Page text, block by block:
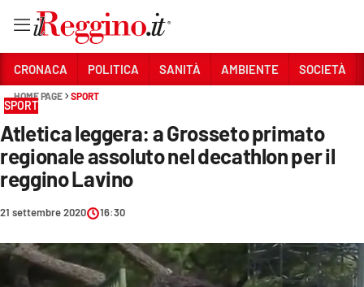
Sezioni
CRONACA
POLITICA
SANITÀ
AMBIENTE
SOCIETÀ
CRONACA POLITICA SANITÀ AMBIENTE SOCIETÀ
HOME PAGE SPORT
SPORT
Atletica leggera: a Grosseto primato
regionale assoluto nel decathlon per il
reggino Lavino
21 settembre 2020 16:30